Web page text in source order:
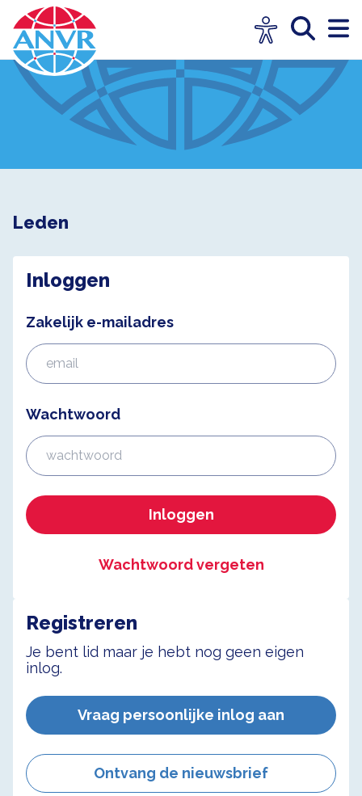
Leden
Inloggen
Zakelijk e-mailadres
Wachtwoord
Inloggen
Wachtwoord vergeten
Registreren
Je bent lid maar je hebt nog geen eigen
inlog.
Vraag persoonlijke inlog aan
Ontvang de nieuwsbrief